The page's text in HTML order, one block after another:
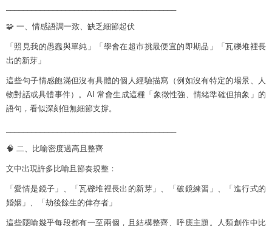
🧩 一、情感語調一致、缺乏細節起伏
「照見我的愚蠢與單純」「學會在超市挑最便宜的即期品」「瓦礫堆裡長
出的新芽」
這些句子情感飽滿但沒有具體的個人經驗描寫（例如沒有特定的場景、人
物對話或具體事件）。AI 常會生成這種「象徵性強、情緒準確但抽象」的
語句，看似深刻但無細節支撐。
🧠 二、比喻密度過高且整齊
文中出現許多比喻且節奏規整：
「愛情是鏡子」、「瓦礫堆裡長出的新芽」、「破鏡練習」、「進行式的
婚姻」、「劫後餘生的倖存者」
這些隱喻幾乎每段都有一至兩個，且結構整齊、呼應主題。人類創作中比